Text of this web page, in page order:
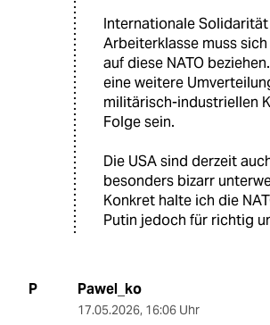
Internationale
Arbeiterklasse muss
auf diese NATO
eine weitere
militärisch-industriellen
Folge sein.
Die USA sind derzeit
besonders bizarr
Konkret halte ich die
Putin jedoch für richtig
P Pawel_ko
17.05.2026, 16:06 Uhr